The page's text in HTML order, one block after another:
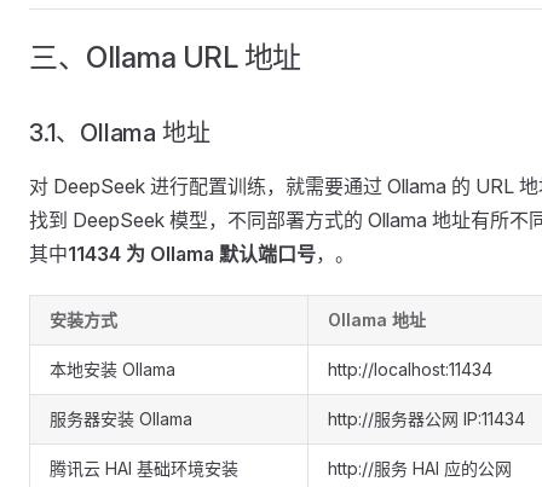
三、Ollama URL 地址
3.1、Ollama 地址
对 DeepSeek 进行配置训练，就需要通过 Ollama 的 URL
找到 DeepSeek 模型，不同部署方式的 Ollama 地址有所不
其中11434 为 Ollama 默认端口号，。
安装方式 Ollama 地址
本地安装 Ollama http://localhost:11434
服务器安装 Ollama http://服务器公网 IP:11434
腾讯云 HAI 基础环境安装
http://服务 HAI 应的公网